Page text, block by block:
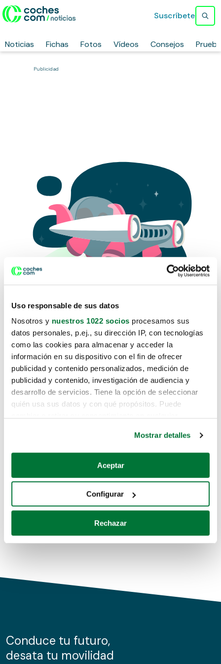
Uso responsable de sus datos
Nosotros y nuestros 1022 socios procesamos sus
datos personales, p.ej., su dirección IP, con tecnologías
como las cookies para almacenar y acceder la
información en su dispositivo con el fin de ofrecer
publicidad y contenido personalizados, medición de
publicidad y contenido, investigación de audiencia y
desarrollo de servicios. Tiene la opción de seleccionar
quién usa sus datos y con qué propósitos. Puede
Si lo permite, también quisiéramos:
Recopilar información sobre su ubicación geográfica
Identificar su dispositivo analizándolo activamente
para buscar características específicas (huellas
Obtenga más información sobre cómo se procesan sus
de cookies.
información sobre el uso que haga del sitio web con
nuestros partners de redes sociales, publicidad y análisis
Mostrar detalles
Aceptar
Configurar
Rechazar
Noticias Fichas Fotos Vídeos Consejos
Suscríbete
Publicidad
Lo sentimos, no sabemos como
te hemos traido hasta aquí.
Pero puedes encontrar el coche que estás
buscando en alguno de estos enlaces:
Coches de segunda mano
Coches de km0
Conduce tu futuro,
desata tu movilidad